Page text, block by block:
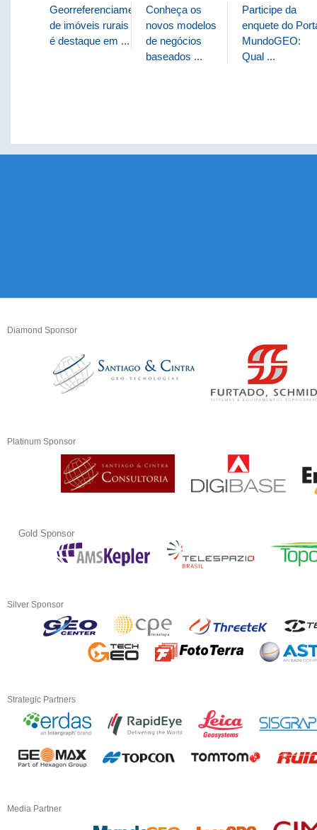
Georreferenciamento
de imóveis rurais
é destaque em ...
Conheça os
novos modelos
de negócios
baseados ...
Participe da
enquete do
MundoGEO:
Qual ...
Diamond Sponsor
Platinum Sponsor
Gold Sponsor
Silver Sponsor
Strategic Partners
Media Partner